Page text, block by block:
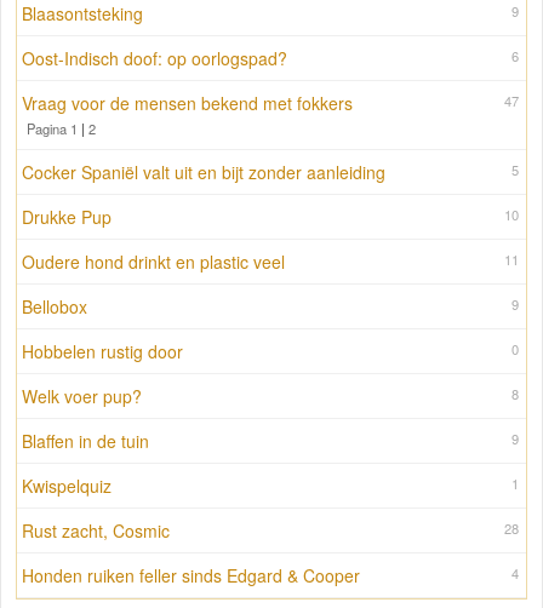
9
Blaasontsteking
6
Oost-Indisch doof: op oorlogspad?
47
Vraag voor de mensen bekend met fokkers
Pagina 1 | 2
5
Cocker Spaniël valt uit en bijt zonder aanleiding
10
Drukke Pup
11
Oudere hond drinkt en plastic veel
9
Bellobox
0
Hobbelen rustig door
8
Welk voer pup?
9
Blaffen in de tuin
1
Kwispelquiz
28
Rust zacht, Cosmic
4
Honden ruiken feller sinds Edgard & Cooper